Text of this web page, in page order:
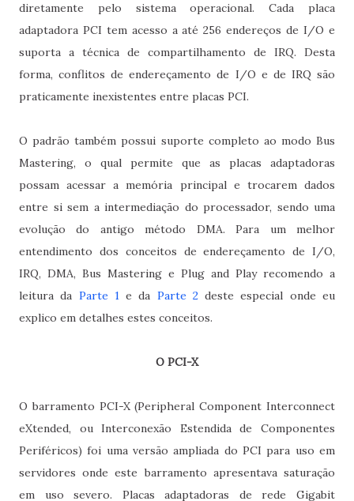
diretamente pelo sistema operacional. Cada placa
adaptadora PCI tem acesso a até 256 endereços de I/O e
suporta a técnica de compartilhamento de IRQ. Desta
forma, conflitos de endereçamento de I/O e de IRQ são
praticamente inexistentes entre placas PCI.
O padrão também possui suporte completo ao modo Bus
Mastering, o qual permite que as placas adaptadoras
possam acessar a memória principal e trocarem dados
entre si sem a intermediação do processador, sendo uma
evolução do antigo método DMA. Para um melhor
entendimento dos conceitos de endereçamento de I/O,
IRQ, DMA, Bus Mastering e Plug and Play recomendo a
leitura da Parte 1e da Parte 2deste especial onde eu
explico em detalhes estes conceitos.
O PCI-X
O barramento PCI-X (Peripheral Component Interconnect
eXtended, ou Interconexão Estendida de Componentes
Periféricos) foi uma versão ampliada do PCI para uso em
servidores onde este barramento apresentava saturação
em uso severo. Placas adaptadoras de rede Gigabit